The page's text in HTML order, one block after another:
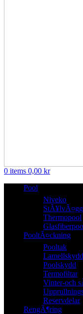
0 items 0,00 kr
Pool
Niveko
Thermopool
PooltÃ¤ckning
Pooltak
Lamellskydd
Poolskydd
Termofiltar
Vinter-och
Reservdelar
RengÃ¶ring